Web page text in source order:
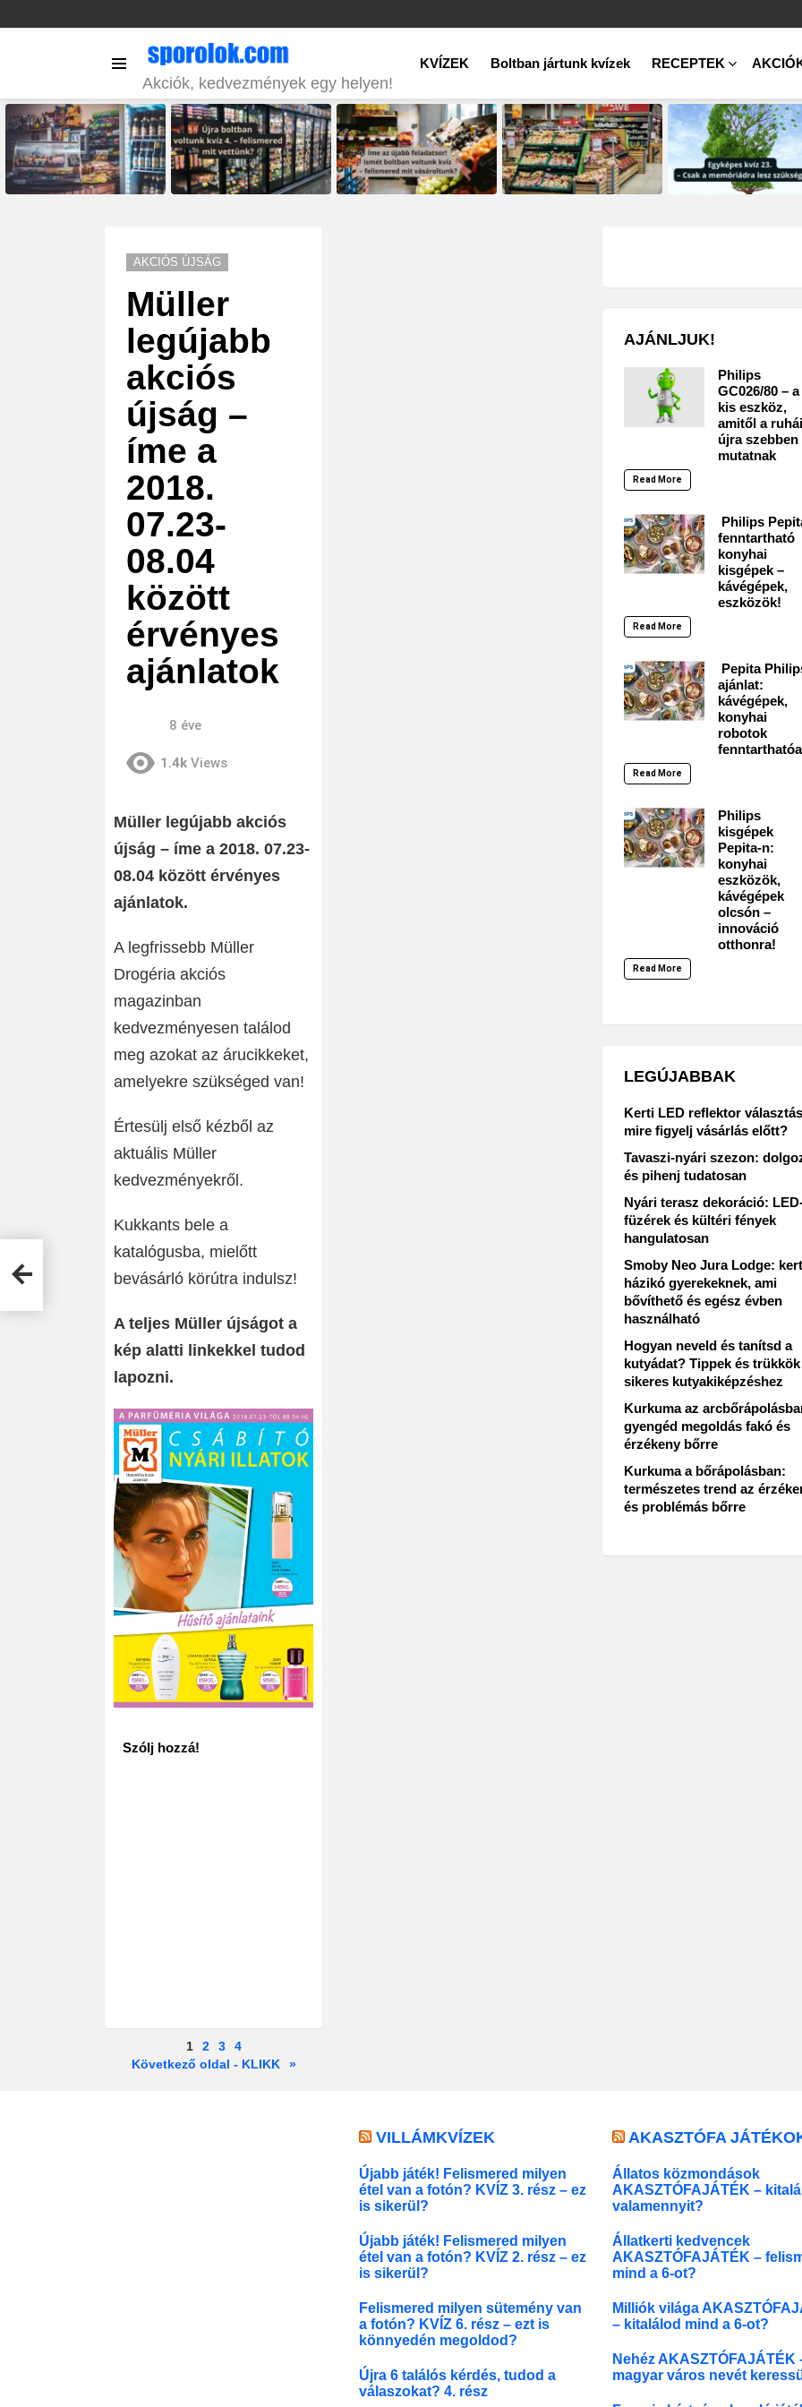
Akciók, kedvezmények egy helyen!
KVÍZEK Boltban jártunk kvízek RECEPTEK
STORIES
AKCIÓS ÚJSÁG
Müller
legújabb
akciós
újság –
íme a
2018.
07.23-
08.04
között
érvényes
ajánlatok
8 éve
1.4k Views
Müller legújabb akciós
újság – íme a 2018. 07.23-
08.04 között érvényes
ajánlatok.
A legfrissebb Müller
Drogéria akciós
magazinban
kedvezményesen találod
meg azokat az árucikkeket,
amelyekre szükséged van!
Értesülj első kézből az
aktuális Müller
kedvezményekről.
Kukkants bele a
katalógusba, mielőtt
bevásárló körútra indulsz!
A teljes Müller újságot a
kép alatti linkekkel tudod
lapozni.
Szólj hozzá!
1 2 3
4
Következő oldal - KLIKK
»
AJÁNLJUK!
Philips
GC026/80 – a
kis eszköz,
amitől a
újra szebben
mutatnak
Read More
Philips
fenntartható
konyhai
kisgépek –
kávégépek,
eszközök!
Read More
Pepita
ajánlat:
kávégépek,
konyhai
robotok
Read More
Philips
kisgépek
Pepita-n:
konyhai
eszközök,
kávégépek
olcsón –
innováció
otthonra!
Read More
LEGÚJABBAK
Kerti LED reflektor
mire figyelj vásárlás előtt?
Tavaszi-nyári szezon:
és pihenj tudatosan
Nyári terasz dekoráció:
füzérek és kültéri fények
hangulatosan
Smoby Neo Jura Lodge:
házikó gyerekeknek, ami
bővíthető és egész évben
használható
Hogyan neveld és tanítsd a
kutyádat? Tippek és trükkök
sikeres kutyakiképzéshez
Kurkuma az
gyengéd megoldás fakó és
érzékeny bőrre
Kurkuma a bőrápolásban:
természetes trend az
és problémás bőrre
VILLÁMKVÍZEK
Újabb játék! Felismered milyen
étel van a fotón? KVÍZ 3. rész – ez
is sikerül?
Újabb játék! Felismered milyen
étel van a fotón? KVÍZ 2. rész – ez
is sikerül?
Felismered milyen sütemény van
a fotón? KVÍZ 6. rész – ezt is
könnyedén megoldod?
Újra 6 találós kérdés, tudod a
válaszokat? 4. rész
AKASZTÓFA
Állatos közmondások
AKASZTÓFAJÁTÉK –
valamennyit?
Állatkerti kedvencek
AKASZTÓFAJÁTÉK –
mind a 6-ot?
Milliók világa
– kitalálod mind a 6-ot?
Nehéz AKASZTÓFAJÁTÉK
magyar város nevét